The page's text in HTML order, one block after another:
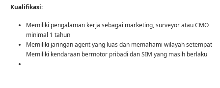
Kualifikasi:
Memiliki pengalaman kerja sebagai marketing, surveyor atau CMO
minimal 1 tahun
Memiliki jaringan agent yang luas dan memahami wilayah setempat
Memiliki kendaraan bermotor pribadi dan SIM yang masih berlaku